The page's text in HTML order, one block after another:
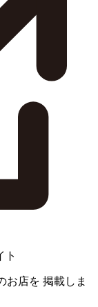
ト
お店を 掲載しま